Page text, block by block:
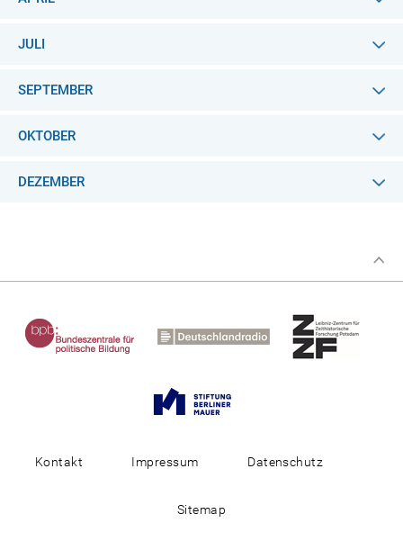
JULI
SEPTEMBER
OKTOBER
DEZEMBER
Kontakt Impressum Datenschutz
Sitemap